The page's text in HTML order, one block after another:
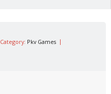
Category: Pkv Games